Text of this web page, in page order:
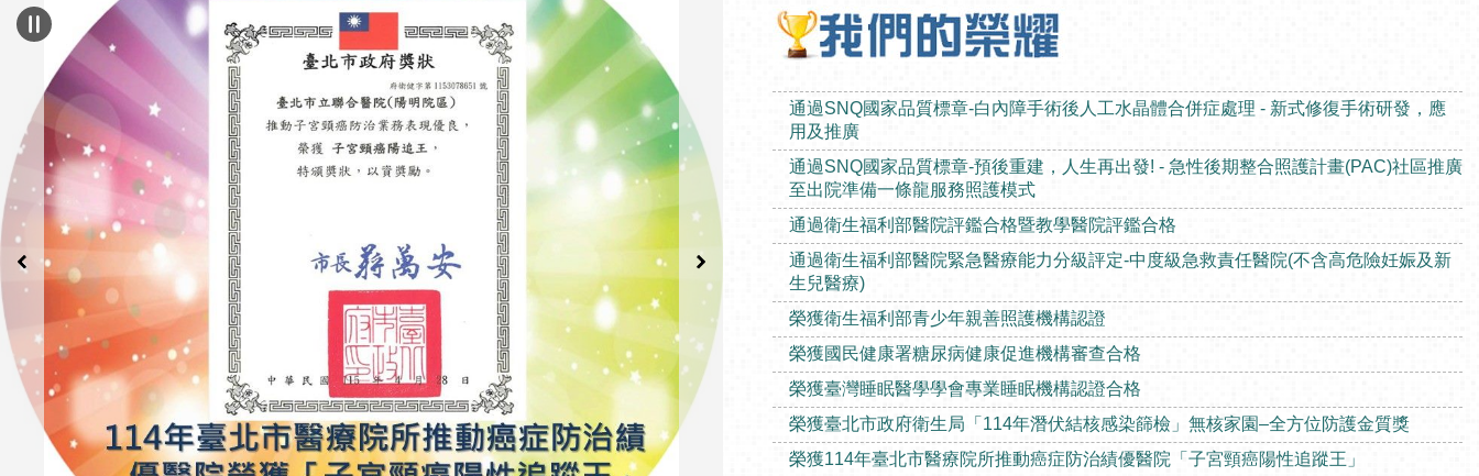
通過衛生福利部醫院評鑑合格暨教學醫院評鑑合格
生兒醫療)
榮獲衛生福利部青少年親善照護機構認證
榮獲國民健康署糖尿病健康促進機構審查合格
榮獲臺灣睡眠醫學學會專業睡眠機構認證合格
榮獲臺北市政府衛生局「114年潛伏結核感染篩檢」無核家園–全方位防護金質獎
榮獲114年臺北市醫療院所推動癌症防治績優醫院「子宮頸癌陽性追蹤王」
陽明院區家醫科吳亭瑢醫師榮獲114年度辦理徵兵檢查作業績優醫事人員頒獎表揚
關閉